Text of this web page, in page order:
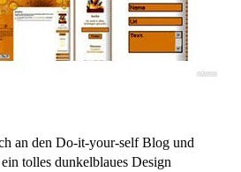
an den Do-it-your-self Blog und
ein tolles dunkelblaues Design